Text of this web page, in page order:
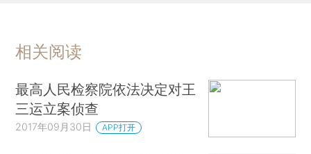
相关阅读
最高人民检察院依法决定对王
三运立案侦查
2017年09月30日 APP打开